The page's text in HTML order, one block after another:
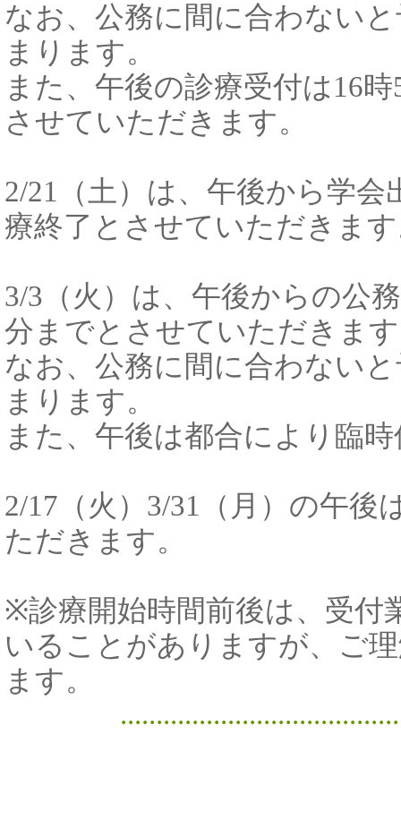
なお、公務に間に合わない
まります。
また、午後の診療受付は16
させていただきます。
2/21（土）は、午後から学
療終了とさせていただきま
3/3（火）は、午後からの公
分までとさせていただきま
なお、公務に間に合わない
まります。
また、午後は都合により臨
2/17（火）3/31（月）の午
ただきます。
※診療開始時間前後は、受付
いることがありますが、ご
ます。